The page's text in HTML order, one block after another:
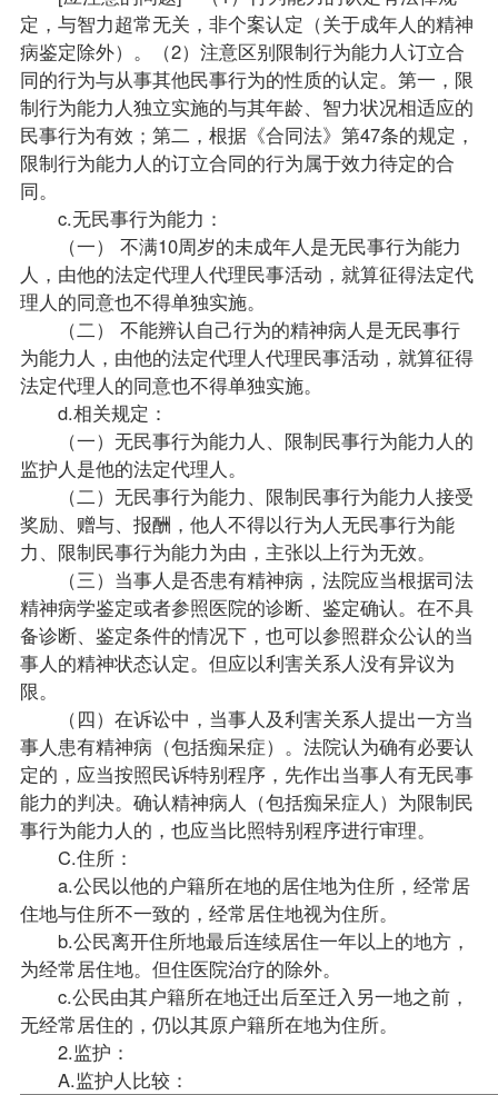
定，与智力超常无关，非个案认定（关于成年人的精神
病鉴定除外）。（2）注意区别限制行为能力人订立合
同的行为与从事其他民事行为的性质的认定。第一，限
制行为能力人独立实施的与其年龄、智力状况相适应的
民事行为有效；第二，根据《合同法》第47条的规定，
限制行为能力人的订立合同的行为属于效力待定的合
同。
c.无民事行为能力：
（一） 不满10周岁的未成年人是无民事行为能力
人，由他的法定代理人代理民事活动，就算征得法定代
理人的同意也不得单独实施。
（二） 不能辨认自己行为的精神病人是无民事行
为能力人，由他的法定代理人代理民事活动，就算征得
法定代理人的同意也不得单独实施。
d.相关规定：
（一）无民事行为能力人、限制民事行为能力人的
监护人是他的法定代理人。
（二）无民事行为能力、限制民事行为能力人接受
奖励、赠与、报酬，他人不得以行为人无民事行为能
力、限制民事行为能力为由，主张以上行为无效。
（三）当事人是否患有精神病，法院应当根据司法
精神病学鉴定或者参照医院的诊断、鉴定确认。在不具
备诊断、鉴定条件的情况下，也可以参照群众公认的当
事人的精神状态认定。但应以利害关系人没有异议为
限。
（四）在诉讼中，当事人及利害关系人提出一方当
事人患有精神病（包括痴呆症）。法院认为确有必要认
定的，应当按照民诉特别程序，先作出当事人有无民事
能力的判决。确认精神病人（包括痴呆症人）为限制民
事行为能力人的，也应当比照特别程序进行审理。
C.住所：
a.公民以他的户籍所在地的居住地为住所，经常居
住地与住所不一致的，经常居住地视为住所。
b.公民离开住所地最后连续居住一年以上的地方，
为经常居住地。但住医院治疗的除外。
c.公民由其户籍所在地迁出后至迁入另一地之前，
无经常居住的，仍以其原户籍所在地为住所。
2.监护：
A.监护人比较：